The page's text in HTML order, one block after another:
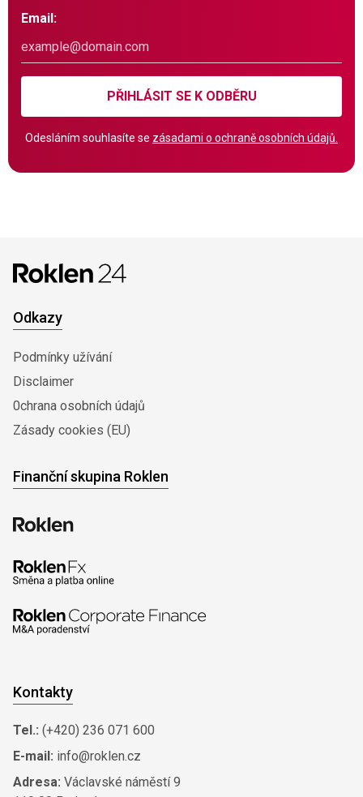
Email:
PŘIHLÁSIT SE K ODBĚRU
Odesláním souhlasíte se zásadami o ochraně osobních údajů.
Odkazy
Podmínky užívání
Disclaimer
0chrana osobních údajů
Zásady cookies (EU)
Finanční skupina Roklen
Kontakty
Tel.: (+420) 236 071 600
E-mail: info@roklen.cz
Adresa: Václavské náměstí 9